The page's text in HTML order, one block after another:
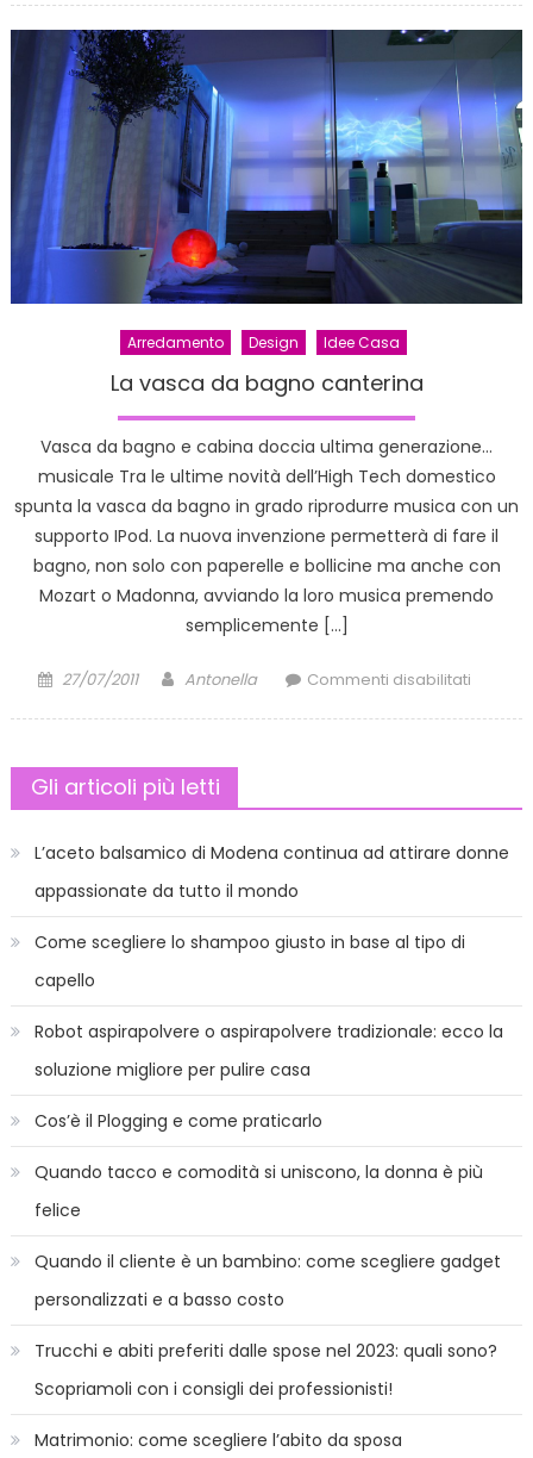
Arredamento Design Idee Casa
La vasca da bagno canterina
Vasca da bagno e cabina doccia ultima generazione…
musicale Tra le ultime novità dell’High Tech domestico
spunta la vasca da bagno in grado riprodurre musica con un
supporto IPod. La nuova invenzione permetterà di fare il
bagno, non solo con paperelle e bollicine ma anche con
Mozart o Madonna, avviando la loro musica premendo
semplicemente […]
Posted
27/07/2011 Author
Antonella Commenti disabilitati
Gli articoli più letti
L’aceto balsamico di Modena continua ad attirare donne
appassionate da tutto il mondo
Come scegliere lo shampoo giusto in base al tipo di
capello
Robot aspirapolvere o aspirapolvere tradizionale: ecco la
soluzione migliore per pulire casa
Cos’è il Plogging e come praticarlo
Quando tacco e comodità si uniscono, la donna è più
felice
Quando il cliente è un bambino: come scegliere gadget
personalizzati e a basso costo
Trucchi e abiti preferiti dalle spose nel 2023: quali sono?
Scopriamoli con i consigli dei professionisti!
Matrimonio: come scegliere l’abito da sposa